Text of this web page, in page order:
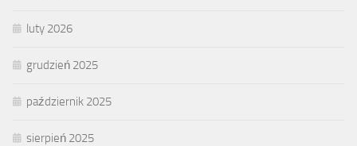
luty 2026
grudzień 2025
październik 2025
sierpień 2025